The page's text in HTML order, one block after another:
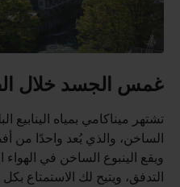
غمس الجسد خلال
تشتهر ميناكامي بمياه الينابيع
الساخن، والذي يُعد واحدًا من
ويقع الينبوع الساخن في
التدفق، ويتيح لك الاستمتاع